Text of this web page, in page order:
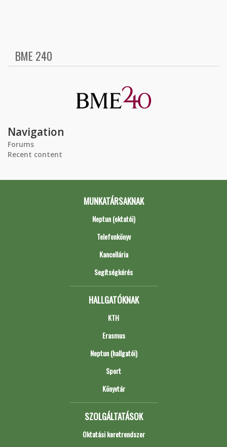
BME 240
Navigation
Forums
Recent content
MUNKATÁRSAKNAK
Neptun (oktatói)
Telefonkönyv
Kancellária
Segítségkérés
HALLGATÓKNAK
KTH
Erasmus
Neptun (hallgatói)
Sport
Könyvtár
SZOLGÁLTATÁSOK
Oktatási keretrendszer